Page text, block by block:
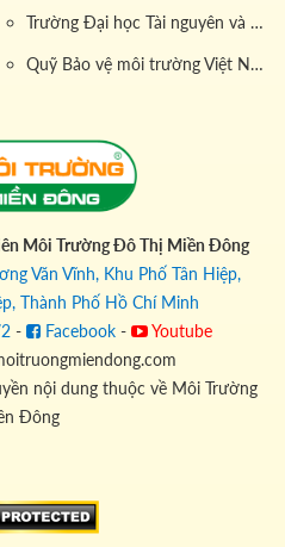
Trường Đại học Tài nguyên và Môi trường
Quỹ Bảo vệ môi trường Việt Nam
Môi Trường Đô Thị Miền Đông
Văn Vĩnh, Khu Phố Tân Hiệp,
Thành Phố Hồ Chí Minh
- Facebook -
Youtube
nội dung thuộc về Môi Trường
Đông